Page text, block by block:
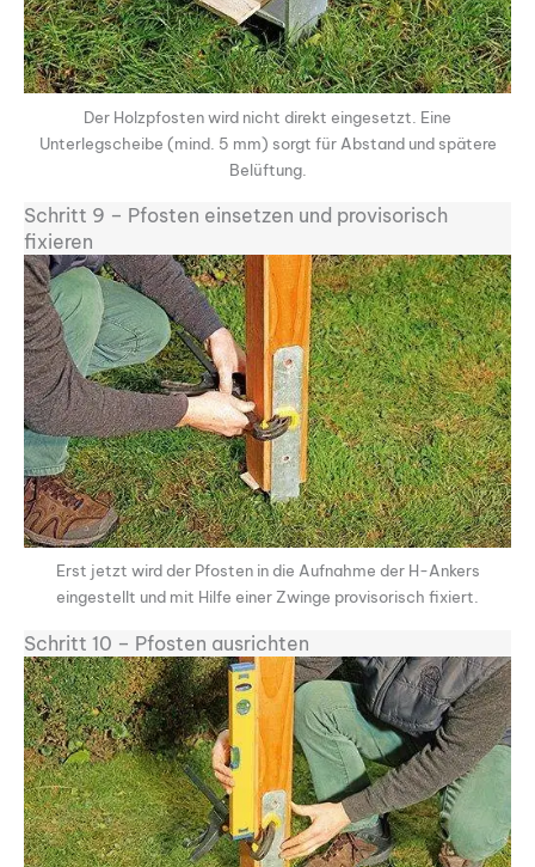
Der Holzpfosten wird nicht direkt eingesetzt. Eine
Unterlegscheibe (mind. 5 mm) sorgt für Abstand und spätere
Belüftung.
Schritt 9 – Pfosten einsetzen und provisorisch
fixieren
Erst jetzt wird der Pfosten in die Aufnahme der H-Ankers
eingestellt und mit Hilfe einer Zwinge provisorisch fixiert.
Schritt 10 – Pfosten ausrichten